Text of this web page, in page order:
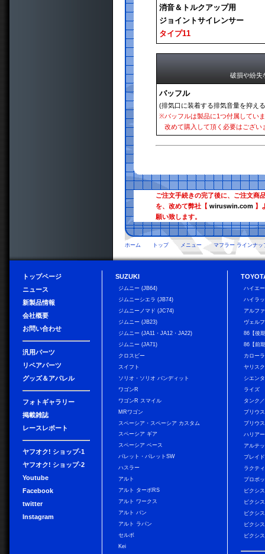
消音＆トルクアップ用
ジョイントサイレンサー
タイプ11
破損や紛失
バッフル
(排気口に装着する排気音量を抑え
※バッフルは製品に1つ付属してい
改めて購入して頂く必要はござい
ご注文手続きの完了後に、ご注文商
を、改めて弊社【wiruswin.com 】
願い致します。
ホーム トップ メニュー マフラー ラインナッ
トップページ
ニュース
新製品情報
会社概要
お問い合わせ
汎用パーツ
リペアパーツ
グッズ＆アパレル
フォトギャラリー
掲載雑誌
レースレポート
ヤフオク! ショップ-1
ヤフオク! ショップ-2
Youtube
Facebook
twitter
Instagram
SUZUKI
ジムニー (JB64)
ジムニーシエラ (JB74)
ジムニーノマド (JC74)
ジムニー (JB23)
ジムニー (JA11・JA12・JA22)
ジムニー (JA71)
クロスビー
スイフト
ソリオ・ソリオ バンディット
ワゴンR
ワゴンR スマイル
MRワゴン
スペーシア・スペーシア カスタム
スペーシア ギア
スペーシア ベース
パレット・パレットSW
ハスラー
アルト
アルト ターボRS
アルト ワークス
アルト バン
アルト ラパン
セルボ
Kei
ハイエ
ハイラ
アルフ
ヴェル
86【後
86【前
カロー
ヤリス
シエンタ
ライズ
タンク
プリウス
プリウ
ハリアー
アルテ
ブレイド
ラクテ
プロボ
ピクシ
ピクシ
ピクシ
ピクシ
ピクシ